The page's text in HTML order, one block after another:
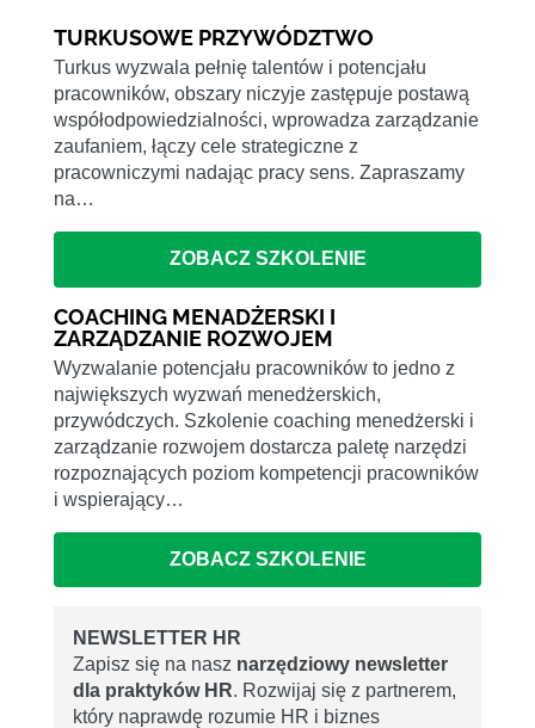
TURKUSOWE PRZYWÓDZTWO
Turkus wyzwala pełnię talentów i potencjału
pracowników, obszary niczyje zastępuje postawą
współodpowiedzialności, wprowadza zarządzanie
zaufaniem, łączy cele strategiczne z
pracowniczymi nadając pracy sens. Zapraszamy
na…
ZOBACZ SZKOLENIE
COACHING MENADŻERSKI I
ZARZĄDZANIE ROZWOJEM
Wyzwalanie potencjału pracowników to jedno z
największych wyzwań menedżerskich,
przywódczych. Szkolenie coaching menedżerski i
zarządzanie rozwojem dostarcza paletę narzędzi
rozpoznających poziom kompetencji pracowników
i wspierający…
ZOBACZ SZKOLENIE
NEWSLETTER HR
Zapisz się na nasz narzędziowy newsletter
dla praktyków HR. Rozwijaj się z partnerem,
który naprawdę rozumie HR i biznes